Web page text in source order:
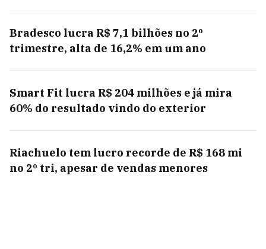
Bradesco lucra R$ 7,1 bilhões no 2º
trimestre, alta de 16,2% em um ano
Smart Fit lucra R$ 204 milhões e já mira
60% do resultado vindo do exterior
Riachuelo tem lucro recorde de R$ 168 mi
no 2º tri, apesar de vendas menores